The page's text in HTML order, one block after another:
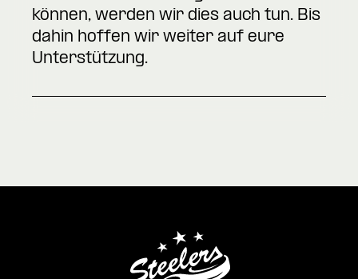
können, werden wir dies auch tun. Bis
dahin hoffen wir weiter auf eure
Unterstützung.